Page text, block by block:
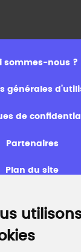
sommes-nous ?
générales
de
Partenaires
Plan du site
Emploi
culturel